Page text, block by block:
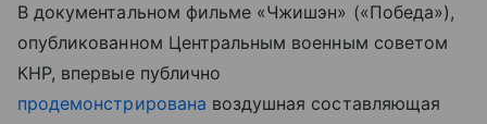
В документальном фильме «Чжишэн» («Победа»),
опубликованном Центральным военным советом
КНР, впервые публично
продемонстрирована воздушная составляющая